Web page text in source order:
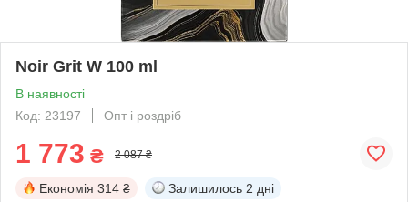
Noir Grit W 100 ml
В наявності
Код: 23197
Опт і роздріб
1 773 ₴ 2 087 ₴
Економія 314 ₴ Залишилось 2 дні